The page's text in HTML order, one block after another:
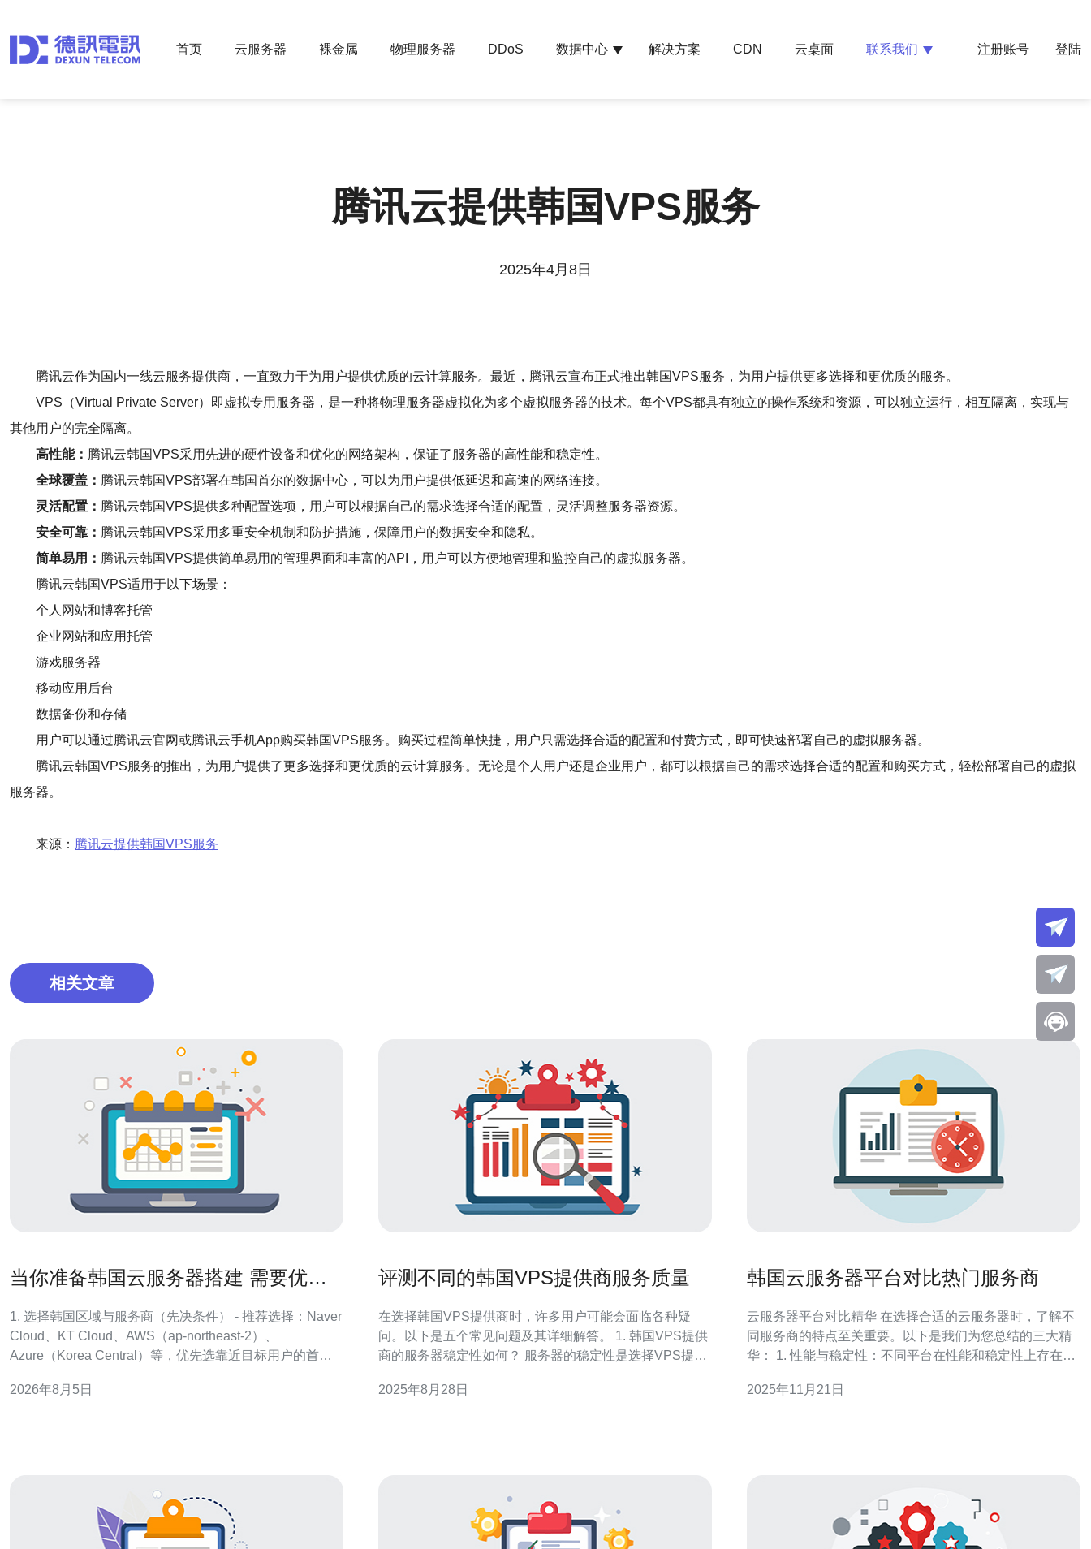
首页 云服务器 裸金属 物理服务器 DDoS 数据中心 解决方案 CDN 云桌面 联系我们 注册账号 登陆
腾讯云提供韩国VPS服务
2025年4月8日
腾讯云作为国内一线云服务提供商，一直致力于为用户提供优质的云计算服务。最近，腾讯云宣布正式推出韩国VPS服务，为用户提供更多选择和更优质的服务。
VPS（Virtual Private Server）即虚拟专用服务器，是一种将物理服务器虚拟化为多个虚拟服务器的技术。每个VPS都具有独立的操作系统和资源，可以独立运行，相互隔离，实现与
其他用户的完全隔离。
高性能： 腾讯云韩国VPS采用先进的硬件设备和优化的网络架构，保证了服务器的高性能和稳定性。
全球覆盖： 腾讯云韩国VPS部署在韩国首尔的数据中心，可以为用户提供低延迟和高速的网络连接。
灵活配置： 腾讯云韩国VPS提供多种配置选项，用户可以根据自己的需求选择合适的配置，灵活调整服务器资源。
安全可靠： 腾讯云韩国VPS采用多重安全机制和防护措施，保障用户的数据安全和隐私。
简单易用： 腾讯云韩国VPS提供简单易用的管理界面和丰富的API，用户可以方便地管理和监控自己的虚拟服务器。
腾讯云韩国VPS适用于以下场景：
个人网站和博客托管
企业网站和应用托管
游戏服务器
移动应用后台
数据备份和存储
用户可以通过腾讯云官网或腾讯云手机App购买韩国VPS服务。购买过程简单快捷，用户只需选择合适的配置和付费方式，即可快速部署自己的虚拟服务器。
腾讯云韩国VPS服务的推出，为用户提供了更多选择和更优质的云计算服务。无论是个人用户还是企业用户，都可以根据自己的需求选择合适的配置和购买方式，轻松部署自己的虚拟
服务器。
来源： 腾讯云提供韩国VPS服务
相关文章
当你准备韩国云服务器搭建 需要优先
1. 选择韩国区域与服务商（先决条件） - 推荐选择：Naver
Cloud、KT Cloud、AWS（ap-northeast-2）、
Azure（Korea Central）等，优先选靠近目标用户的首尔/
确认计费、带宽上行下行、弹性IP（Floating IP）与私有
2026年8月5日
评测不同的韩国VPS提供商服务质量
在选择韩国VPS提供商时，许多用户可能会面临各种疑
问。以下是五个常见问题及其详细解答。 1. 韩国VPS提供
商的服务器稳定性如何？ 服务器的稳定性是选择VPS提供
99.9%的正常运行时间，但实际表现可能会因提供商而
2025年8月28日
韩国云服务器平台对比热门服务商
云服务器平台对比精华 在选择合适的云服务器时，了解不
同服务商的特点至关重要。以下是我们为您总结的三大精
华： 1. 性能与稳定性：不同平台在性能和稳定性上存在显
价格与性价比：价格并不是唯一的决定因素，用户需综合
2025年11月21日